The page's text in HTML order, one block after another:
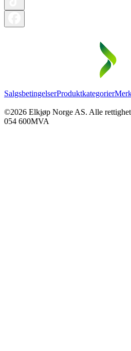
SalgsbetingelserProduktkategorier
©2026 Elkjøp Norge AS. Alle
054 600MVA